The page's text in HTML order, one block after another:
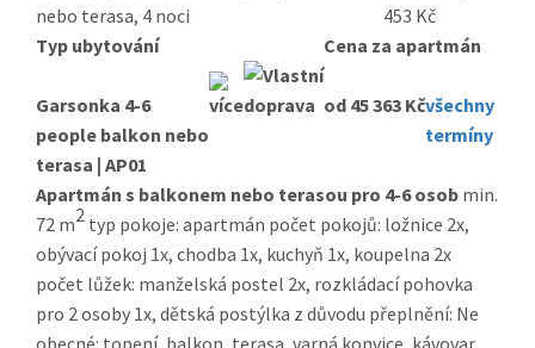
nebo terasa, 4 noci
453 Kč
Typ ubytování Cena za apartmán
Garsonka 4-6
people balkon nebo
terasa | AP01
od 45 363 Kčvšechny
termíny
Apartmán s balkonem nebo terasou pro 4-6 osob min.
72 m2 typ pokoje: apartmán počet pokojů: ložnice 2x,
obývací pokoj 1x, chodba 1x, kuchyň 1x, koupelna 2x
počet lůžek: manželská postel 2x, rozkládací pohovka
pro 2 osoby 1x, dětská postýlka z důvodu přeplnění: Ne